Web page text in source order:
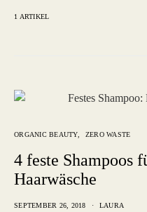
1 ARTIKEL
ORGANIC BEAUTY ZERO WASTE
4 feste Shampoos
Haarwäsche
SEPTEMBER 26, 2018 LAURA